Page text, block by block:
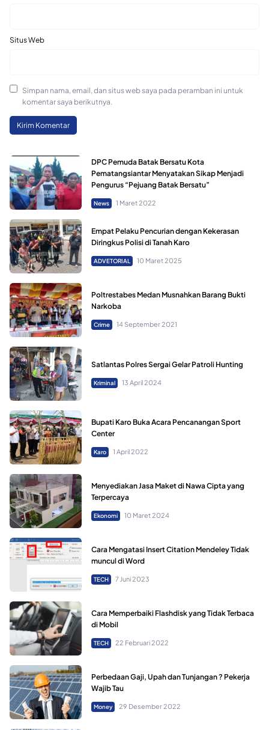
Situs Web
Simpan nama, email, dan situs web saya pada peramban ini untuk
komentar saya berikutnya.
DPC Pemuda Batak Bersatu Kota
Pematangsiantar Menyatakan Sikap Menjadi
Pengurus “Pejuang Batak Bersatu”
News 1 Maret 2022
Empat Pelaku Pencurian dengan Kekerasan
Diringkus Polisi di Tanah Karo
ADVETORIAL 10 Maret 2025
Poltrestabes Medan Musnahkan Barang Bukti
Narkoba
Crime 14 September 2021
Satlantas Polres Sergai Gelar Patroli Hunting
Kriminal 13 April 2024
Bupati Karo Buka Acara Pencanangan Sport
Center
Karo 1 April 2022
Menyediakan Jasa Maket di Nawa Cipta yang
Terpercaya
Ekonomi 10 Maret 2024
Cara Mengatasi Insert Citation Mendeley Tidak
muncul di Word
TECH 7 Juni 2023
Cara Memperbaiki Flashdisk yang Tidak Terbaca
di Mobil
TECH 22 Februari 2022
Perbedaan Gaji, Upah dan Tunjangan ? Pekerja
Wajib Tau
Money 29 Desember 2022